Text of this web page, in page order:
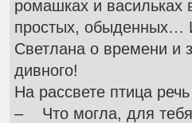
ромашках и
простых, обыденных…
Светлана о времени и
дивного!
На рассвете птица
– Что могла, для тебя